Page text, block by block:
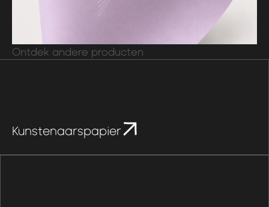
Ontdek andere producten
Kunstenaarspapier